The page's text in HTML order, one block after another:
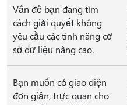
Vấn đề bạn đang tìm
cách giải quyết không
yêu cầu các tính năng cơ
sở dữ liệu nâng cao.
Bạn muốn có giao diện
đơn giản, trực quan cho